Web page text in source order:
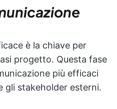
è la chiave per
progetto. Questa fase
più efficaci
gli stakeholder esterni.